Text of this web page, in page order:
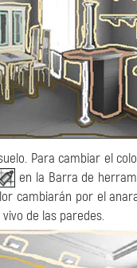
Para cambiar el
en la Barra de
cambiarán por el
de las paredes.